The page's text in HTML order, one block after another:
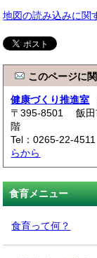
地図の読み込みに関
このページに
健康づくり推進室
〒395-8501 飯田
階
Tel：0265-22-
らから
食育メニュー
食育って何？